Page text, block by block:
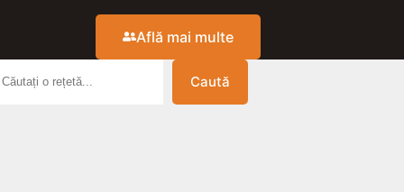
Află mai multe
Caută